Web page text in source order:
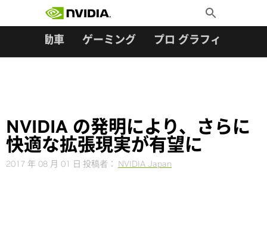
Toggle
Search
自動車 ゲーミング プロ グラフィックス
NVIDIA の発明により、さらに
快適な拡張現実が有望に
2017 年 08 月 01 日 投稿者： NVIDIA Japan